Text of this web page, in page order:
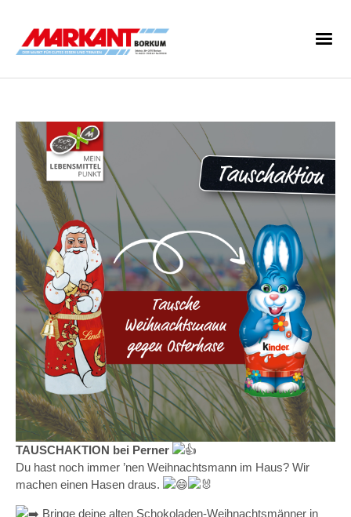
TAUSCHAKTION bei Perner
Du hast noch immer ’nen Weihnachtsmann im Haus? Wir
machen einen Hasen draus.
Bringe deine alten Schokoladen-Weihnachtsmänner in